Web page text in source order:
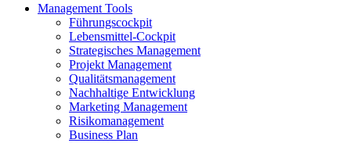
Management Tools
Führungscockpit
Lebensmittel-Cockpit
Strategisches Management
Projekt Management
Qualitätsmanagement
Nachhaltige Entwicklung
Marketing Management
Risikomanagement
Business Plan